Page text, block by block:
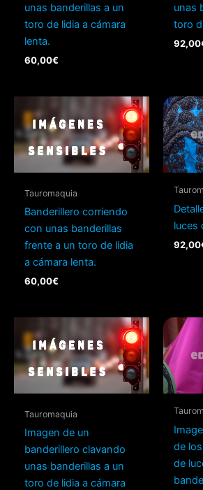
unas banderillas a un
toro de lidia a cámara
lenta.
60,00€
unas
toro
92,00
Tauromaquia
Banderillero corriendo
con unas banderillas
frente a un toro de lidia
a cámara lenta.
60,00€
luces
92,00
Tauromaquia
Imagen de un
banderillero clavando
unas banderillas a un
toro de lidia a cámara
de
de